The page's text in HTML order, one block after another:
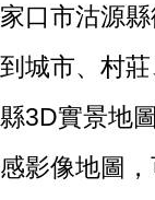
家口市沽源
到城市、村
縣3D實景地
感影像地圖，